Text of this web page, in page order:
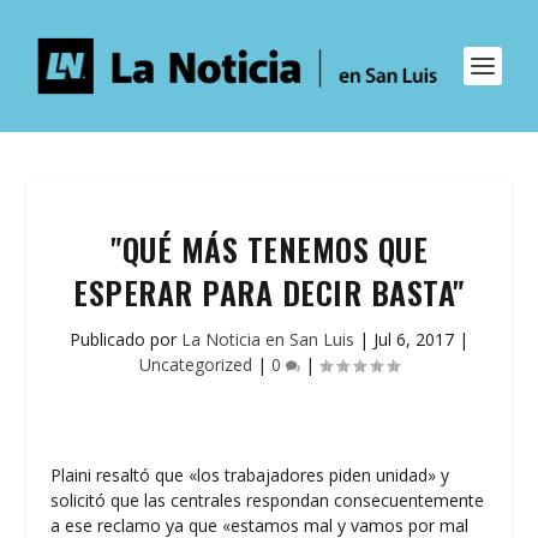
"QUÉ MÁS TENEMOS QUE
ESPERAR PARA DECIR BASTA"
Publicado por La Noticia en San Luis | Jul 6, 2017 |
Uncategorized | 0 |
Plaini resaltó que «los trabajadores piden unidad» y
solicitó que las centrales respondan consecuentemente
a ese reclamo ya que «estamos mal y vamos por mal